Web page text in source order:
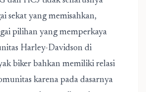
sekat yang memisahkan,
pilihan yang memperkaya
Harley-Davidson di
biker bahkan memiliki relasi
karena pada dasarnya